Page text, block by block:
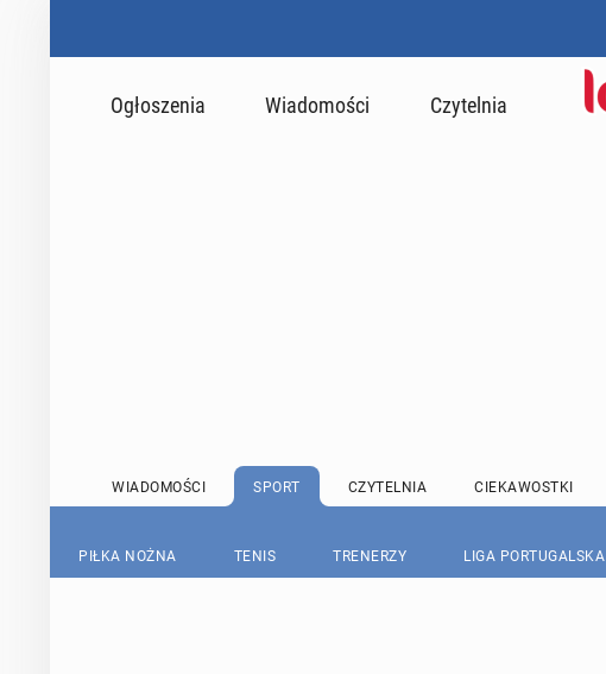
Ogłoszenia Wiadomości Czytelnia
WIADOMOŚCI SPORT CZYTELNIA CIEKAWOSTKI
PIŁKA NOŻNA TENIS TRENERZY LIGA PORTUGALSKA